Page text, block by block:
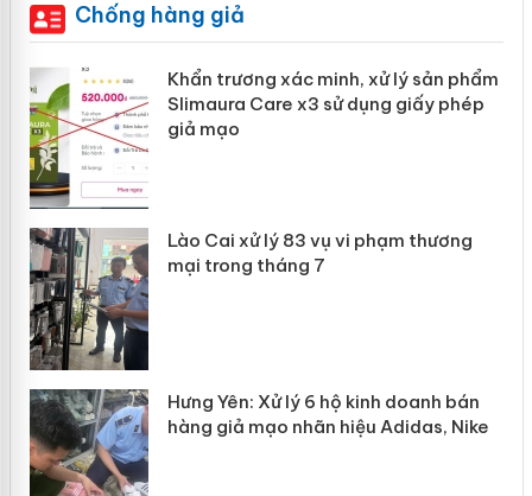
Chống hàng giả
Khẩn trương xác minh, xử lý sản phẩm
Slimaura Care x3 sử dụng giấy phép
giả mạo
Lào Cai xử lý 83 vụ vi phạm thương
mại trong tháng 7
Hưng Yên: Xử lý 6 hộ kinh doanh bán
hàng giả mạo nhãn hiệu Adidas, Nike